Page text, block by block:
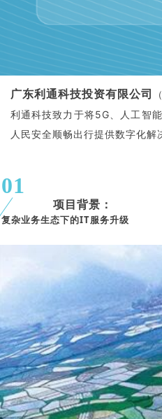
广东利通科技投资有限公司
利通科技致力于将5G、人工智
人民安全顺畅出行提供数字化解
01
项目背景：
复杂业务生态下的IT服务升级